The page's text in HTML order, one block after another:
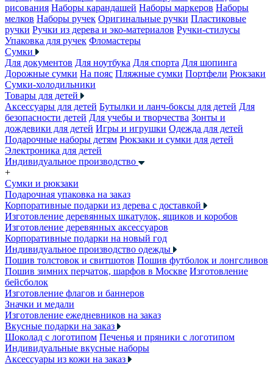
рисования Наборы карандашей Наборы маркеров Наборы
мелков Наборы ручек Оригинальные ручки Пластиковые
ручки Ручки из дерева и эко-материалов Ручки-стилусы
Упаковка для ручек Фломастеры
Сумки
Для документов Для ноутбука Для спорта Для шопинга
Дорожные сумки На пояс Пляжные сумки Портфели Рюкзаки
Сумки-холодильники
Товары для детей
Аксессуары для детей Бутылки и ланч-боксы для детей Для
безопасности детей Для учебы и творчества Зонты и
дождевики для детей Игры и игрушки Одежда для детей
Подарочные наборы детям Рюкзаки и сумки для детей
Электроника для детей
Индивидуальное производство
+
Сумки и рюкзаки
Подарочная упаковка на заказ
Корпоративные подарки из дерева с доставкой
Изготовление деревянных шкатулок, ящиков и коробов
Изготовление деревянных аксессуаров
Корпоративные подарки на новый год
Индивидуальное производство одежды
Пошив толстовок и свитшотов Пошив футболок и лонгсливов
Пошив зимних перчаток, шарфов в Москве Изготовление
бейсболок
Изготовление флагов и баннеров
Значки и медали
Изготовление ежедневников на заказ
Вкусные подарки на заказ
Шоколад с логотипом Печенья и пряники с логотипом
Индивидуальные вкусные наборы
Аксессуары из кожи на заказ